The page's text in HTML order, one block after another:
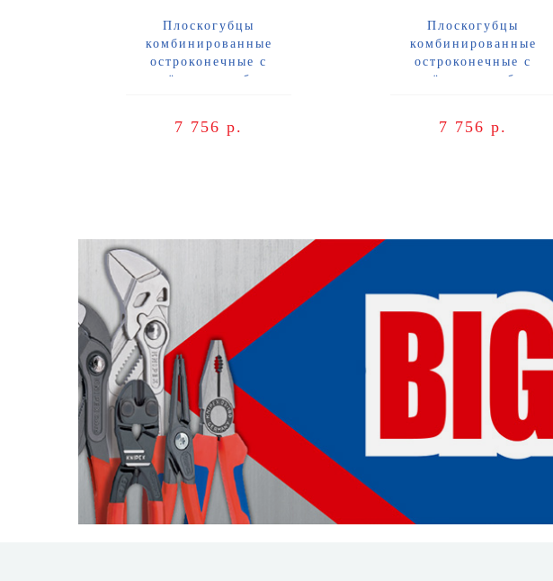
Плоскогубцы
комбинированные
остроконечные с
удлинёнными губками,
Knipex KN-0826185SB
7 756 р.
Плоскогубцы
комбинированные
остроконечные с
удлинёнными губками,
Knipex KN-0826185
7 756 р.